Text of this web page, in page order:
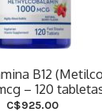
B12
– 120
C$925.00